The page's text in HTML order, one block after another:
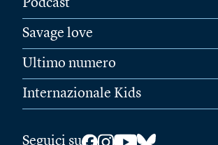
Podcast
Savage love
Ultimo numero
Internazionale Kids
Seguici su